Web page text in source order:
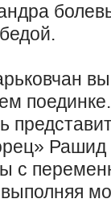
с
выполняя